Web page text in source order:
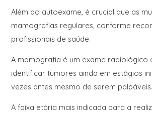
Além do autoexame, é crucial que as
mamografias regulares, conforme
profissionais de saúde.
A mamografia é um exame radiológico
identificar tumores ainda em estágios
vezes antes mesmo de serem palpáveis.
A faixa etária mais indicada para a